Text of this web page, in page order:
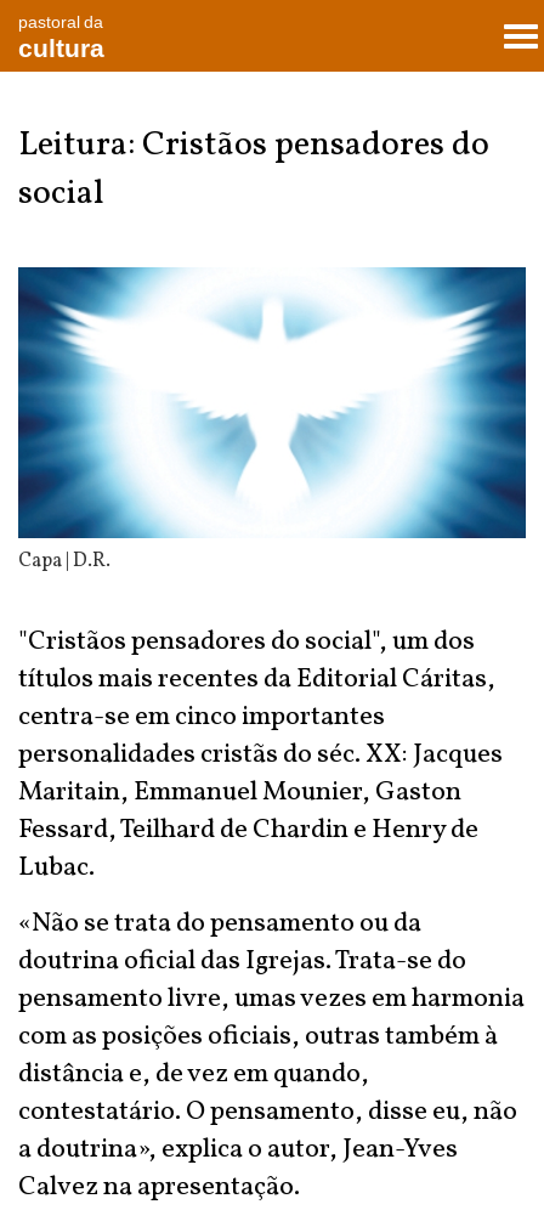
pastoral da
cultura
Leitura: Cristãos pensadores do
social
Capa | D.R.
"Cristãos pensadores do social", um dos
títulos mais recentes da Editorial Cáritas,
centra-se em cinco importantes
personalidades cristãs do séc. XX: Jacques
Maritain, Emmanuel Mounier, Gaston
Fessard, Teilhard de Chardin e Henry de
Lubac.
«Não se trata do pensamento ou da
doutrina oficial das Igrejas. Trata-se do
pensamento livre, umas vezes em harmonia
com as posições oficiais, outras também à
distância e, de vez em quando,
contestatário. O pensamento, disse eu, não
a doutrina», explica o autor, Jean-Yves
Calvez na apresentação.